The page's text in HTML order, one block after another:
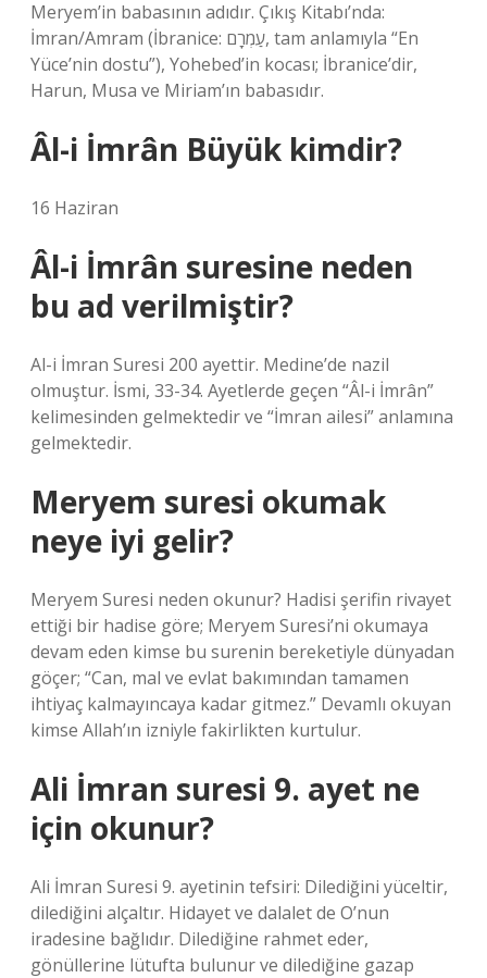
Meryem’in babasının adıdır. Çıkış Kitabı’nda:
İmran/Amram (İbranice: עַמְרָם‎, tam anlamıyla “En
Yüce’nin dostu”), Yohebed’in kocası; İbranice’dir,
Harun, Musa ve Miriam’ın babasıdır.
Âl-i İmrân Büyük kimdir?
16 Haziran
Âl-i İmrân suresine neden
bu ad verilmiştir?
Al-i İmran Suresi 200 ayettir. Medine’de nazil
olmuştur. İsmi, 33-34. Ayetlerde geçen “Âl-i İmrân”
kelimesinden gelmektedir ve “İmran ailesi” anlamına
gelmektedir.
Meryem suresi okumak
neye iyi gelir?
Meryem Suresi neden okunur? Hadisi şerifin rivayet
ettiği bir hadise göre; Meryem Suresi’ni okumaya
devam eden kimse bu surenin bereketiyle dünyadan
göçer; “Can, mal ve evlat bakımından tamamen
ihtiyaç kalmayıncaya kadar gitmez.” Devamlı okuyan
kimse Allah’ın izniyle fakirlikten kurtulur.
Ali İmran suresi 9. ayet ne
için okunur?
Ali İmran Suresi 9. ayetinin tefsiri: Dilediğini yüceltir,
dilediğini alçaltır. Hidayet ve dalalet de O’nun
iradesine bağlıdır. Dilediğine rahmet eder,
gönüllerine lütufta bulunur ve dilediğine gazap